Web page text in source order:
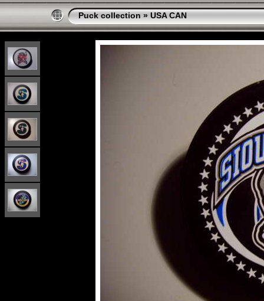
Puck collection » USA CAN